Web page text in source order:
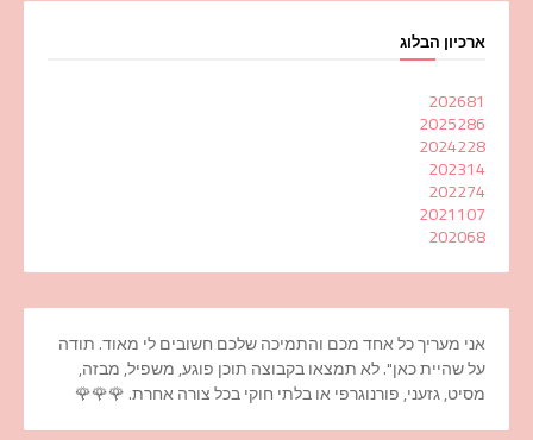
ארכיון הבלוג
202681
2025286
2024228
202314
202274
2021107
202068
אני מעריך כל אחד מכם והתמיכה שלכם חשובים לי מאוד. תודה
על שהיית כאן". לא תמצאו בקבוצה תוכן פוגע, משפיל, מבזה,
מסיט, גזעני, פורנוגרפי או בלתי חוקי בכל צורה אחרת. 🌹🌹🌹